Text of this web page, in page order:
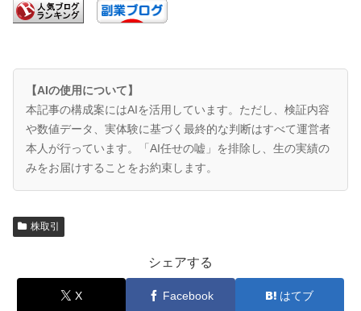
【AIの使用について】
本記事の構成案にはAIを活用しています。ただし、検証内容
や数値データ、実体験に基づく最終的な判断はすべて運営者
本人が行っています。「AI任せの嘘」を排除し、生の実績の
みをお届けすることをお約束します。
株取引
シェアする
X Facebook はてブ